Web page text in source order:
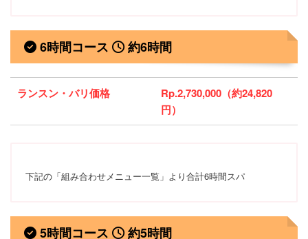
6時間コース 約6時間
ランスン・バリ価格
Rp.2,730,000（約24,820
円）
下記の「組み合わせメニュー一覧」より合計6時間スパ
5時間コース 約5時間